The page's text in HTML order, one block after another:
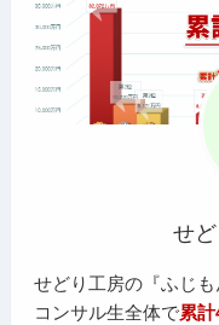
せ
せどり工房の『ふじも
コンサル生全体で累